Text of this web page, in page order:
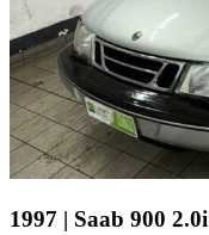
1997 | Saab 900